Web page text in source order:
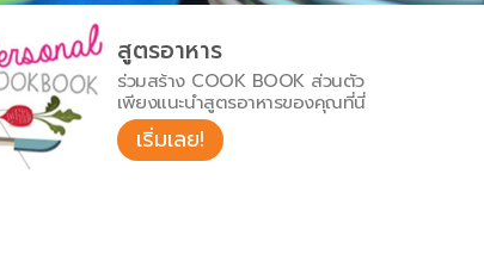
สูตรอาหาร
ร่วมสร้าง COOK BOOK ส่วนตัว
เพียงแนะนำสูตรอาหารของคุณที่นี่
เริ่มเลย!